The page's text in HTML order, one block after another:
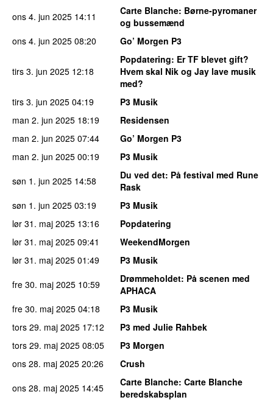
ons 4. jun 2025 14:11 Carte Blanche: Børne-pyromaner
og bussemænd
ons 4. jun 2025 08:20 Go’ Morgen P3
tirs 3. jun 2025 12:18
Popdatering: Er TF blevet gift?
Hvem skal Nik og Jay lave musik
med?
tirs 3. jun 2025 04:19
P3 Musik
man 2. jun 2025 18:19
Residensen
man 2. jun 2025 07:44
Go’ Morgen P3
man 2. jun 2025 00:19
P3 Musik
søn 1. jun 2025 14:58 Du ved det: På festival med Rune
Rask
søn 1. jun 2025 03:19
P3 Musik
lør 31. maj 2025 13:16
Popdatering
lør 31. maj 2025 09:41
WeekendMorgen
lør 31. maj 2025 01:49
P3 Musik
fre 30. maj 2025 10:59 Drømmeholdet: På scenen med
APHACA
fre 30. maj 2025 04:18
P3 Musik
tors 29. maj 2025 17:12
P3 med Julie Rahbek
tors 29. maj 2025 08:05
P3 Morgen
ons 28. maj 2025 20:26
Crush
ons 28. maj 2025 14:45 Carte Blanche: Carte Blanche
beredskabsplan